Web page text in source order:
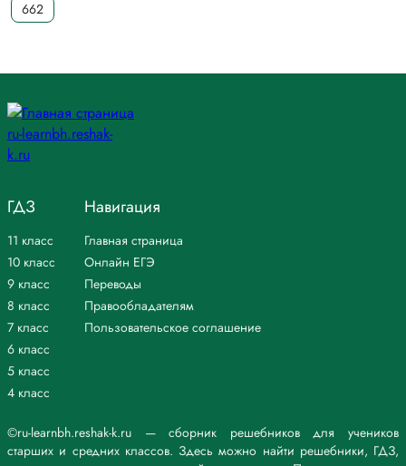
662
©ru-learnbh.reshak-k.ru — сборник решебников для учеников
старших и средних классов. Здесь можно найти решебники, ГДЗ,
ГДЗ
11 класс
10 класс
9 класс
8 класс
7 класс
6 класс
5 класс
4 класс
Навигация
Главная страница
Онлайн ЕГЭ
Переводы
Правообладателям
Пользовательское соглашение